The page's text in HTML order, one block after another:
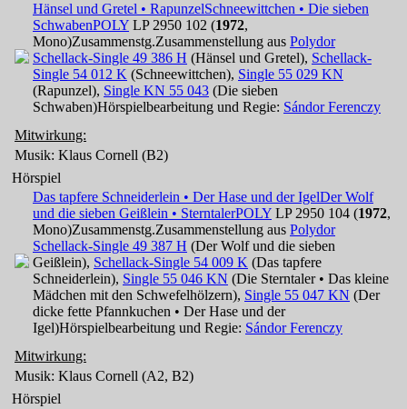
Hänsel und Gretel • RapunzelSchneewittchen • Die sieben
SchwabenPOLY LP 2950 102 (1972,
Mono)Zusammenstg.Zusammenstellung aus Polydor
Schellack-Single 49 386 H (Hänsel und Gretel), Schellack-
Single 54 012 K (Schneewittchen), Single 55 029 KN
(Rapunzel), Single KN 55 043 (Die sieben
Schwaben)Hörspielbearbeitung und Regie: Sándor Ferenczy
Mitwirkung:
Musik: Klaus Cornell (B2)
Hörspiel
Das tapfere Schneiderlein • Der Hase und der IgelDer Wolf
und die sieben Geißlein • SterntalerPOLY LP 2950 104 (1972,
Mono)Zusammenstg.Zusammenstellung aus Polydor
Schellack-Single 49 387 H (Der Wolf und die sieben
Geißlein), Schellack-Single 54 009 K (Das tapfere
Schneiderlein), Single 55 046 KN (Die Sterntaler • Das kleine
Mädchen mit den Schwefelhölzern), Single 55 047 KN (Der
dicke fette Pfannkuchen • Der Hase und der
Igel)Hörspielbearbeitung und Regie: Sándor Ferenczy
Mitwirkung:
Musik: Klaus Cornell (A2, B2)
Hörspiel